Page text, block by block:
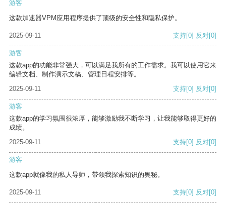
游客
这款加速器VPM应用程序提供了顶级的安全性和隐私保护。
2025-09-11 支持[0] 反对[0]
游客
这款app的功能非常强大，可以满足我所有的工作需求。我可以使用它来
编辑文档、制作演示文稿、管理日程安排等。
2025-09-11
支持[0] 反对[0]
游客
这款app的学习氛围很浓厚，能够激励我不断学习，让我能够取得更好的
成绩。
2025-09-11
支持[0] 反对[0]
游客
这款app就像我的私人导师，带领我探索知识的奥秘。
2025-09-11 支持[0] 反对[0]